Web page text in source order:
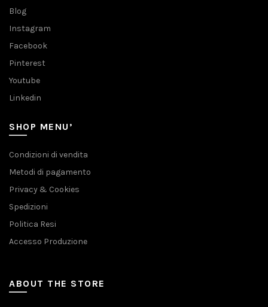
Blog
Instagram
Facebook
Pinterest
Youtube
Linkedin
SHOP MENU’
Condizioni di vendita
Metodi di pagamento
Privacy & Cookies
Spedizioni
Politica Resi
Accesso Produzione
ABOUT THE STORE